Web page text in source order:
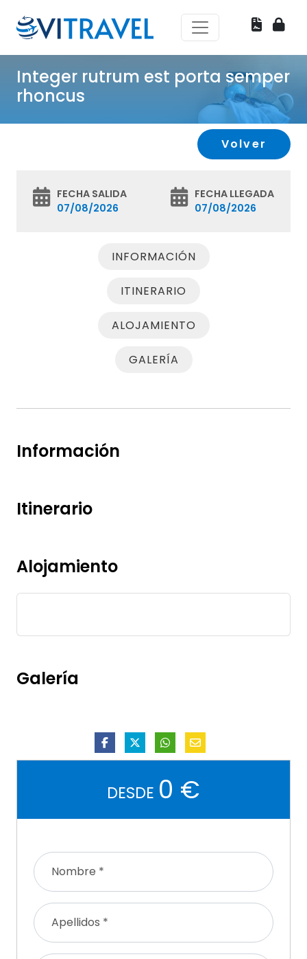
Integer rutrum est porta semper
rhoncus
Volver
FECHA SALIDA
07/08/2026
FECHA LLEGADA
07/08/2026
INFORMACIÓN
ITINERARIO
ALOJAMIENTO
GALERÍA
Información
Itinerario
Alojamiento
Galería
DESDE 0 €
Nombre *
Apellidos *